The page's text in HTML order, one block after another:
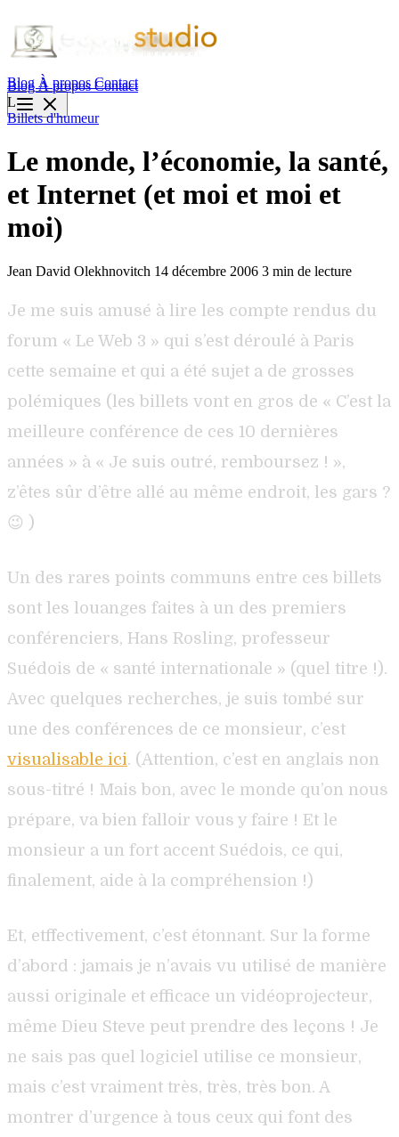
Blog À propos Contact
BlogÀ proposContact
L
Billets d'humeur
Le monde, l’économie, la santé,
et Internet (et moi et moi et
moi)
Jean David Olekhnovitch 14 décembre 2006 3 min de lecture
Je me suis amusé à lire les compte rendus du
forum « Le Web 3 » qui s’est déroulé à Paris
cette semaine et qui a été sujet a de grosses
polémiques (les billets vont en gros de « C’est la
meilleure conférence de ces 10 dernières
années » à « Je suis outré, remboursez ! »,
z’êtes sûr d’être allé au même endroit, les gars ?
😉 )
Un des rares points communs entre ces billets
sont les louanges faites à un des premiers
conférenciers, Hans Rosling, professeur
Suédois de « santé internationale » (quel titre !).
Avec quelques recherches, je suis tombé sur
une des conférences de ce monsieur, c’est
visualisable ici. (Attention, c’est en anglais non
sous-titré ! Mais bon, avec le monde qu’on nous
prépare, va bien falloir vous y faire ! Et le
monsieur a un fort accent Suédois, ce qui,
finalement, aide à la compréhension !)
Et, etffectivement, c’est étonnant. Sur la forme
d’abord : jamais je n’avais vu utilisé de manière
aussi originale et efficace un vidéoprojecteur,
même Dieu Steve peut prendre des leçons ! Je
ne sais pas quel logiciel utilise ce monsieur,
mais c’est vraiment très, très, très bon. A
montrer d’urgence à tous ceux qui font des